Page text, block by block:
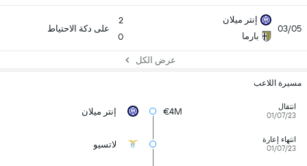
03/05
إنتر ميلان
بارما
2
0
على دكة الاحتياط
عرض الكل
مسيرة اللاعب
انتقال
01/07/23
€4M إنتر ميلان
انتهاء إعارة
01/07/23
لاتسيو